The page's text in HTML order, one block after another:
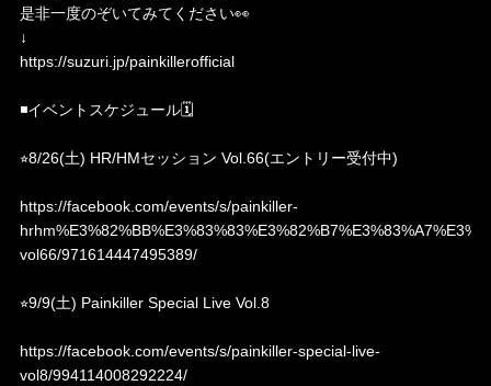
是非一度のぞいてみてください👀
↓
https://suzuri.jp/painkillerofficial
◾️イベントスケジュール🗓️
⭐︎8/26(土) HR/HMセッション Vol.66(エントリー受付中)
https://facebook.com/events/s/painkiller-
vol66/971614447495389/
⭐︎9/9(土) Painkiller Special Live Vol.8
https://facebook.com/events/s/painkiller-special-live-
vol8/994114008292224/